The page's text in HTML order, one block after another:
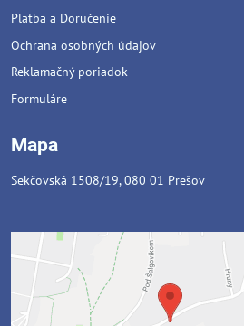
Platba a Doručenie
Ochrana osobných údajov
Reklamačný poriadok
Formuláre
Mapa
Sekčovská 1508/19, 080 01 Prešov